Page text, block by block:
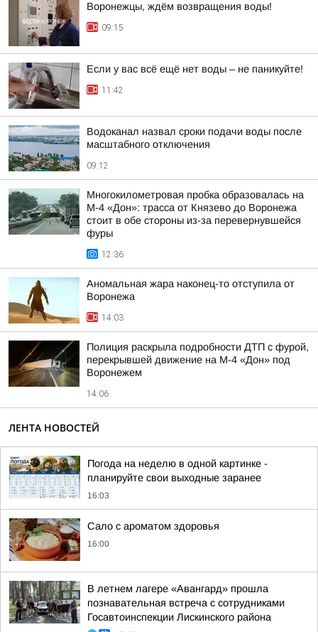
Воронежцы, ждём возвращения воды!
09:15
Если у вас всё ещё нет воды – не паникуйте!
11:42
Водоканал назвал сроки подачи воды после
масштабного отключения
09:12
Многокилометровая пробка образовалась на
М-4 «Дон»: трасса от Князево до Воронежа
стоит в обе стороны из-за перевернувшейся
фуры
12:36
Аномальная жара наконец-то отступила от
Воронежа
14:03
Полиция раскрыла подробности ДТП с фурой,
перекрывшей движение на М-4 «Дон» под
Воронежем
14:06
ЛЕНТА НОВОСТЕЙ
Погода на неделю в одной картинке -
планируйте свои выходные заранее
16:03
Сало с ароматом здоровья
16:00
В летнем лагере «Авангард» прошла
познавательная встреча с сотрудниками
Госавтоинспекции Лискинского района